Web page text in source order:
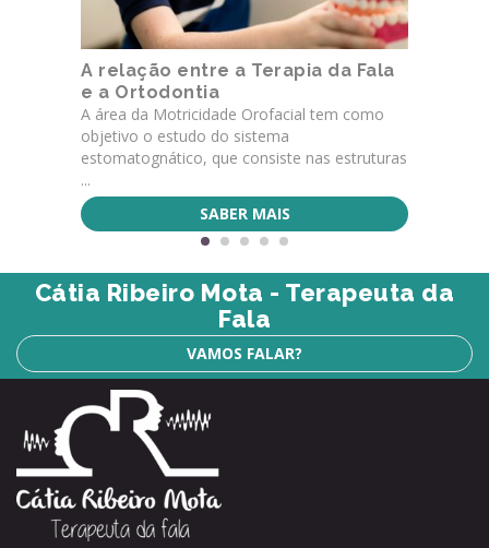
A relação entre a Terapia da Fala
e a Ortodontia
A área da Motricidade Orofacial tem como
objetivo o estudo do sistema
estomatognático, que consiste nas estruturas
...
SABER MAIS
Cátia Ribeiro Mota - Terapeuta da
Fala
VAMOS FALAR?